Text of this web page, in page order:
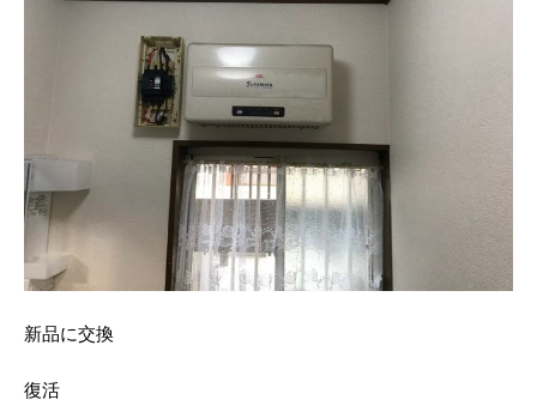
新品に交換
復活